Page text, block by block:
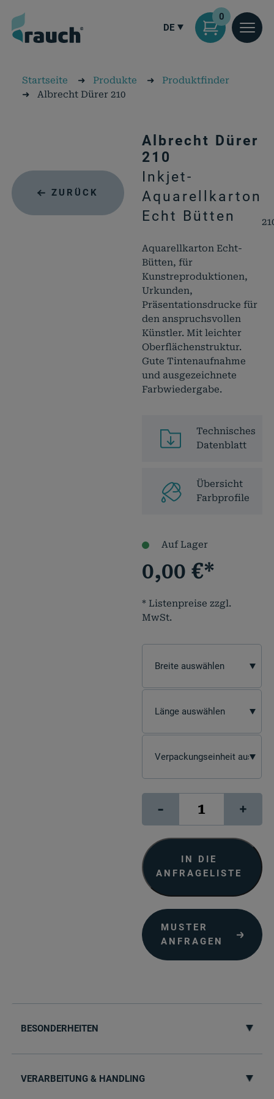
DE
0
Startseite ➜ Produkte ➜ Produktfinder
➜Albrecht Dürer 210
ZURÜCK
Albrecht Dürer
210
Inkjet-
Aquarellkarton
Echt Bütten
Aquarellkarton Echt-
Bütten, für
Kunstreproduktionen,
Urkunden,
Präsentationsdrucke für
den anspruchsvollen
Künstler. Mit leichter
Oberflächenstruktur.
Gute Tintenaufnahme
und ausgezeichnete
Farbwiedergabe.
Technisches
Datenblatt
Übersicht
Farbprofile
Auf Lager
0,00€*
* Listenpreise zzgl.
MwSt.
-
Dürer
210
Menge
+
IN DIE
ANFRAGELISTE
MUSTER
ANFRAGEN
BESONDERHEITEN
VERARBEITUNG & HANDLING